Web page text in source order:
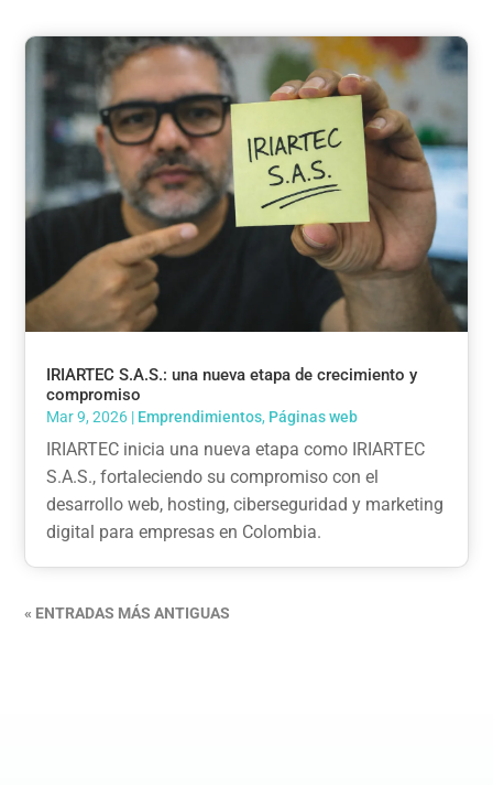
IRIARTEC S.A.S.: una nueva etapa de crecimiento y
compromiso
Mar 9, 2026 | Emprendimientos, Páginas web
IRIARTEC inicia una nueva etapa como IRIARTEC
S.A.S., fortaleciendo su compromiso con el
desarrollo web, hosting, ciberseguridad y marketing
digital para empresas en Colombia.
« ENTRADAS MÁS ANTIGUAS